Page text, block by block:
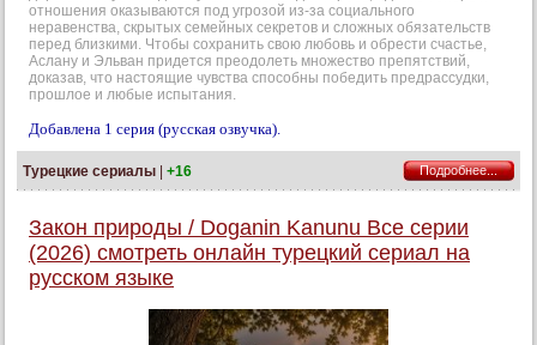
отношения оказываются под угрозой из-за социального
неравенства, скрытых семейных секретов и сложных обязательств
перед близкими. Чтобы сохранить свою любовь и обрести счастье,
Аслану и Эльван придется преодолеть множество препятствий,
доказав, что настоящие чувства способны победить предрассудки,
прошлое и любые испытания.
Добавлена 1 серия (русская озвучка).
Турецкие сериалы | +16 Подробнее...
Закон природы / Doganin Kanunu Все серии
(2026) смотреть онлайн турецкий сериал на
русском языке